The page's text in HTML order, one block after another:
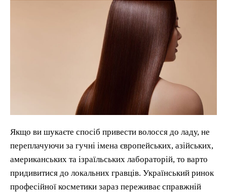
Якщо ви шукаєте спосіб привести волосся до ладу, не
переплачуючи за гучні імена європейських, азійських,
американських та ізраїльських лабораторій, то варто
придивитися до локальних гравців. Український ринок
професійної косметики зараз переживає справжній